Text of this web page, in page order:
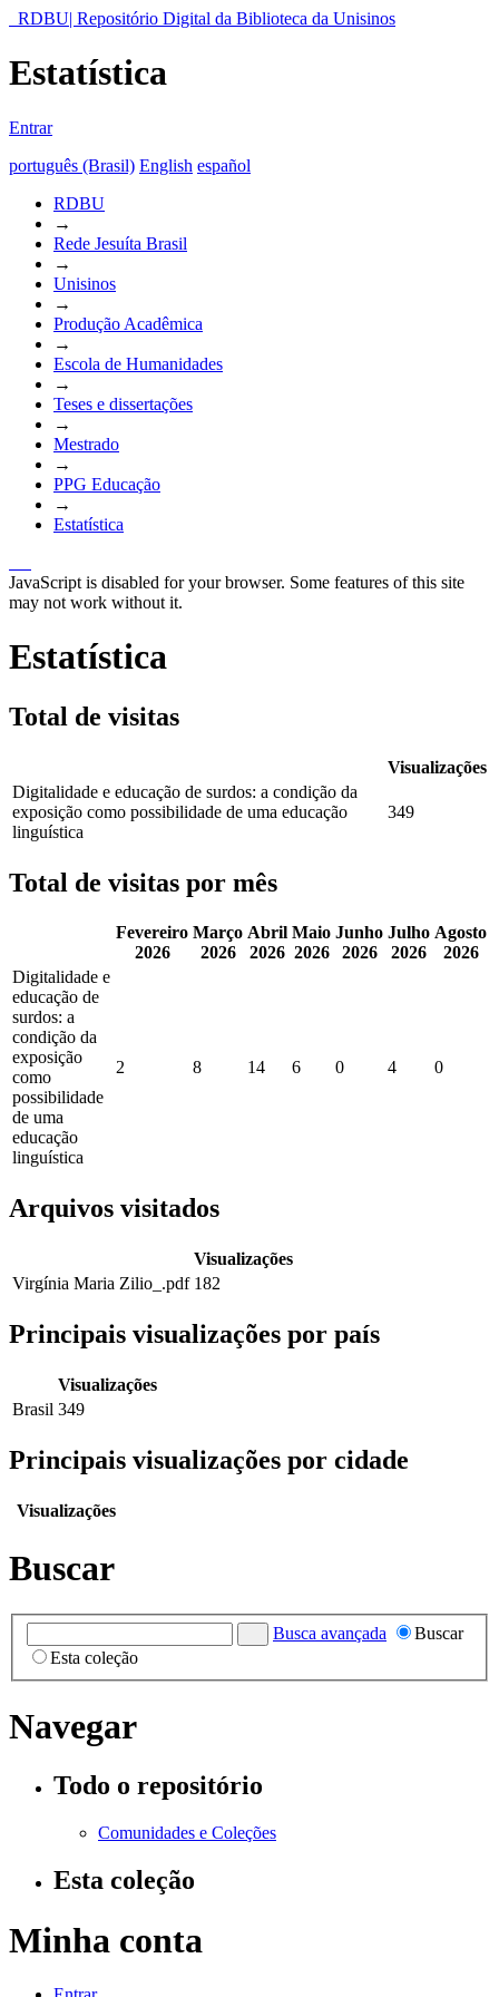
RDBU| Repositório Digital da Biblioteca da Unisinos
Estatística
Entrar
português (Brasil) English español
RDBU
→
Rede Jesuíta Brasil
→
Unisinos
→
Produção Acadêmica
→
Escola de Humanidades
→
Teses e dissertações
→
Mestrado
→
PPG Educação
→
Estatística
JavaScript is disabled for your browser. Some features of this site
may not work without it.
Estatística
Total de visitas
Visualizações
Digitalidade e educação de surdos: a condição da
exposição como possibilidade de uma educação
linguística
349
Total de visitas por mês
Fevereiro
2026
Março
2026
Abril
2026
Maio
2026
Junho
2026
Julho
2026
Agosto
2026
Digitalidade e
educação de
surdos: a
condição da
exposição
como
possibilidade
de uma
educação
linguística
2 8 14 6 0 4 0
Arquivos visitados
Visualizações
Virgínia Maria Zilio_.pdf 182
Principais visualizações por país
Visualizações
Brasil 349
Principais visualizações por cidade
Visualizações
Buscar
Busca avançada
Buscar
Esta coleção
Navegar
Todo o repositório
Comunidades e Coleções
Esta coleção
Minha conta